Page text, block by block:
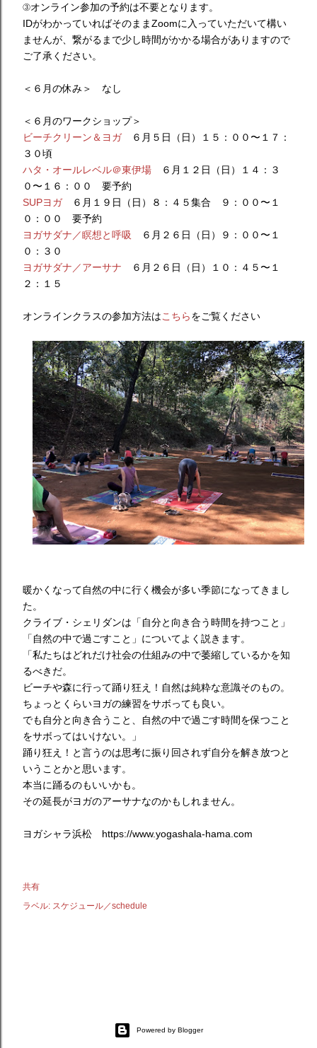
③オンライン参加の予約は不要となります。
IDがわかっていればそのままZoomに入っていただいて構い
ませんが、繋がるまで少し時間がかかる場合がありますので
ご了承ください。
＜６月の休み＞ なし
＜６月のワークショップ＞
ビーチクリーン＆ヨガ６月５日（日）１５：００〜１７：
３０頃
ハタ・オールレベル＠東伊場 ６月１２日（日）１４：３
０〜１６：００ 要予約
SUPヨガ６月１９日（日）８：４５集合 ９：００〜１
０：００ 要予約
ヨガサダナ／瞑想と呼吸
６月２６日（日）９：００〜１
０：３０
ヨガサダナ／アーサナ ６月２６日（日）１０：４５〜１
２：１５
オンラインクラスの参加方法はこちらをご覧ください
暖かくなって自然の中に行く機会が多い季節になってきまし
た。
クライブ・シェリダンは「自分と向き合う時間を持つこと」
「自然の中で過ごすこと」についてよく説きます。
「私たちはどれだけ社会の仕組みの中で萎縮しているかを知
るべきだ。
ビーチや森に行って踊り狂え！自然は純粋な意識そのもの。
ちょっとくらいヨガの練習をサボっても良い。
でも自分と向き合うこと、自然の中で過ごす時間を保つこと
をサボってはいけない。」
踊り狂え！と言うのは思考に振り回されず自分を解き放つと
いうことかと思います。
本当に踊るのもいいかも。
その延長がヨガのアーサナなのかもしれません。
ヨガシャラ浜松 https://www.yogashala-hama.com
共有
ラベル: スケジュール／schedule
Powered by Blogger